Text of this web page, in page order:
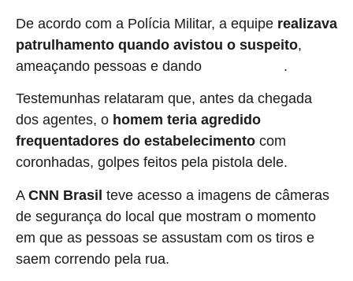
De acordo com a Polícia Militar, a equipe realizava
patrulhamento quando avistou o suspeito,
ameaçando pessoas e dando
.
Testemunhas relataram que, antes da chegada
dos agentes, o homem teria agredido
frequentadores do estabelecimento com
coronhadas, golpes feitos pela pistola dele.
A CNN Brasil teve acesso a imagens de câmeras
de segurança do local que mostram o momento
em que as pessoas se assustam com os tiros e
saem correndo pela rua.